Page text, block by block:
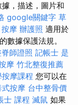
，描述，圖片和
google關鍵字 草
摩 辦護照 適用於
數據保護法規。
師證照 記帳士 是
摩 竹北整復推薦
按摩課程 您可以在
式按摩 台中整骨價
士 課程 滅鼠 如果